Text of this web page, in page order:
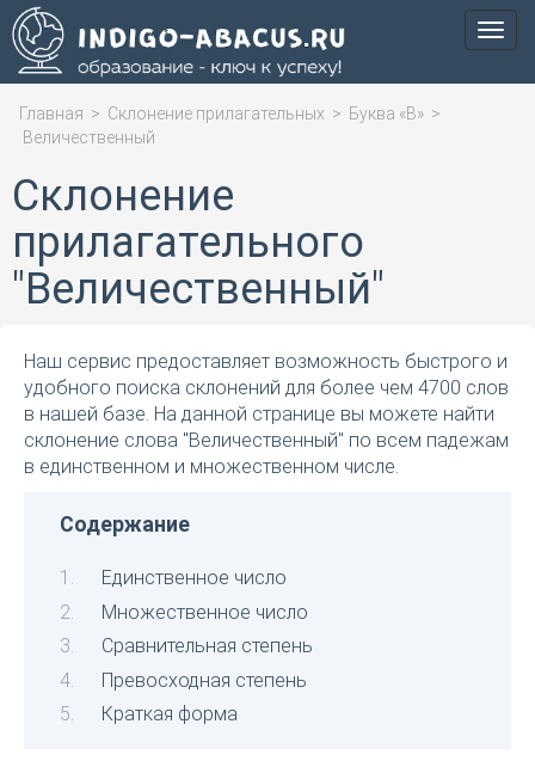
Меню
Главная > Склонение прилагательных > Буква «В» >
Величественный
Склонение
прилагательного
"Величественный"
Наш сервис предоставляет возможность быстрого и
удобного поиска склонений для более чем 4700 слов
в нашей базе. На данной странице вы можете найти
склонение слова "Величественный" по всем падежам
в единственном и множественном числе.
Содержание
Единственное число
Множественное число
Сравнительная степень
Превосходная степень
Краткая форма